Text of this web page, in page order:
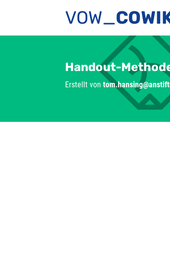
VOW_
Handout-
Erstellt von